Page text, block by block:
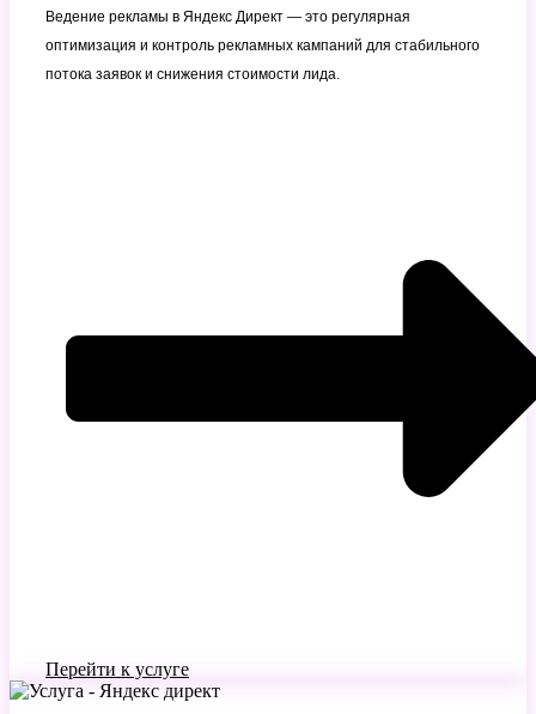
Ведение рекламы в Яндекс Директ — это регулярная
оптимизация и контроль рекламных кампаний для стабильного
потока заявок и снижения стоимости лида.
Перейти к услуге